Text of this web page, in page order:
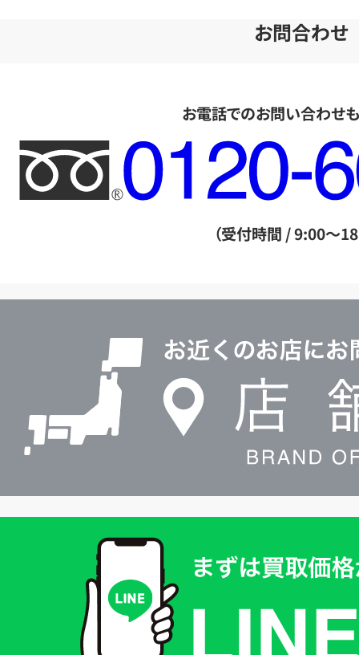
お問合わせ
お電話でのお問い合わせ
フ
リ
ー
ル
（受付時間 / 9:00～